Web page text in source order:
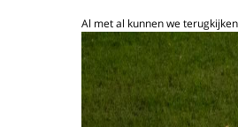
Al met al kunnen we